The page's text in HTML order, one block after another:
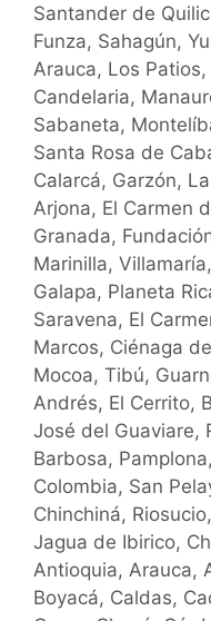
Santander de
Funza, Sahagún,
Arauca, Los
Candelaria,
Sabaneta,
Santa Rosa de
Calarcá, Garzón,
Arjona, El Carmen
Granada,
Marinilla,
Galapa, Planeta
Saravena, El
Marcos, Ciénaga
Mocoa, Tibú,
Andrés, El Cerrito,
José del Guaviare,
Barbosa,
Colombia, San
Chinchiná,
Jagua de Ibirico,
Antioquia, Arauca,
Boyacá, Caldas,